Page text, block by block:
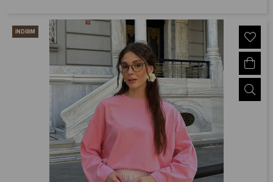
İNDIRIM